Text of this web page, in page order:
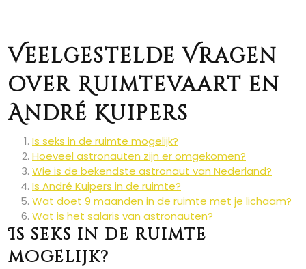
Veelgestelde Vragen
over Ruimtevaart en
André Kuipers
Is seks in de ruimte mogelijk?
Hoeveel astronauten zijn er omgekomen?
Wie is de bekendste astronaut van Nederland?
Is André Kuipers in de ruimte?
Wat doet 9 maanden in de ruimte met je lichaam?
Wat is het salaris van astronauten?
Is seks in de ruimte
mogelijk?